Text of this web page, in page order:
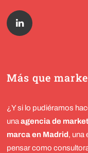
Más que
¿Y si lo pudiéramos
unaagencia de
marca en Madrid, una
pensar como